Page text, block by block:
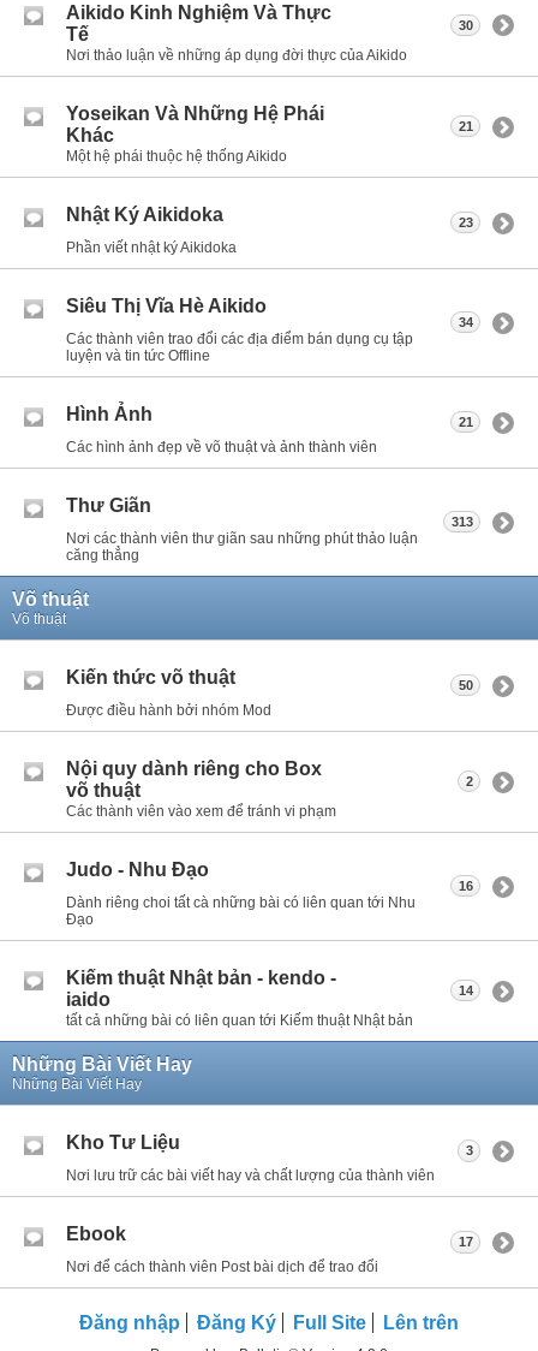
Aikido Kinh Nghiệm Và Thực
Tế
Nơi thảo luận về những áp dụng đời thực của Aikido
30
Yoseikan Và Những Hệ Phái
Khác
Một hệ phái thuộc hệ thống Aikido
21
Nhật Ký Aikidoka
Phần viết nhật ký Aikidoka
23
Siêu Thị Vĩa Hè Aikido
Các thành viên trao đổi các địa điểm bán dụng cụ tập
luyện và tin tức Offline
34
Hình Ảnh
Các hình ảnh đẹp về võ thuật và ảnh thành viên
21
Thư Giãn
Nơi các thành viên thư giãn sau những phút thảo luận
căng thẳng
313
Võ thuật
Võ thuật
Kiến thức võ thuật
Được điều hành bởi nhóm Mod
50
Nội quy dành riêng cho Box
võ thuật
Các thành viên vào xem để tránh vi phạm
2
Judo - Nhu Đạo
Dành riêng choi tất cà những bài có liên quan tới Nhu
Đạo
16
Kiếm thuật Nhật bản - kendo -
iaido
tất cả những bài có liên quan tới Kiếm thuật Nhật bản
14
Những Bài Viết Hay
Những Bài Viết Hay
Kho Tư Liệu
Nơi lưu trữ các bài viết hay và chất lượng của thành viên
3
Ebook
Nơi để cách thành viên Post bài dịch để trao đổi
17
Đăng nhập Đăng Ký Full Site Lên trên